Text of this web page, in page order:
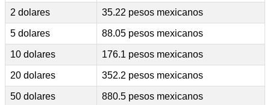
2 dolares 35.22 pesos mexicanos
5 dolares 88.05 pesos mexicanos
10 dolares 176.1 pesos mexicanos
20 dolares 352.2 pesos mexicanos
50 dolares 880.5 pesos mexicanos